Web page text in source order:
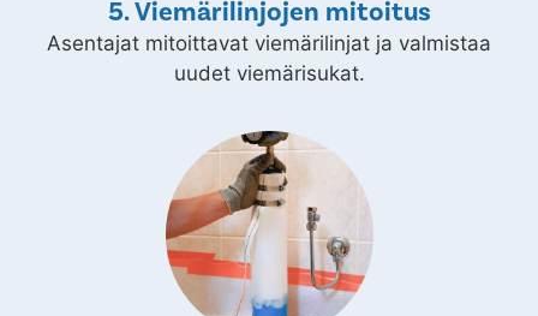
5. Viemärilinjojen mitoitus
Asentajat mitoittavat viemärilinjat ja valmistaa
uudet viemärisukat.